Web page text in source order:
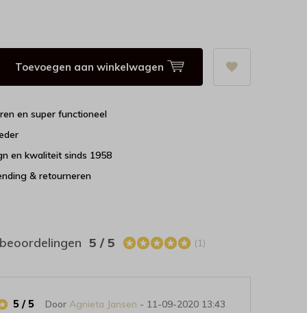
Toevoegen aan winkelwagen
en super functioneel
en kwaliteit sinds 1958
& retourneren
5 / 5 (1)
DoorAgnieta Jansen - 11-09-2020 13:43
5 / 5